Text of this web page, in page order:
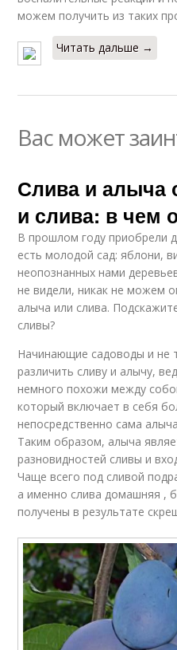
можем получить из таких
Читать дальше →
Вас может
Слива и алыча
и слива: в чем
В прошлом году приобрели
есть молодой сад: яблони,
неопознанных нами
не видели, никак не можем
алыча или слива.
сливы?
Начинающие садоводы и не
различить сливу и алычу,
немного похожи между
который включает в себя
непосредственно сама
Таким образом, алыча
разновидностей сливы и
Чаще всего под сливой
а именно слива домашняя ,
получены в результате